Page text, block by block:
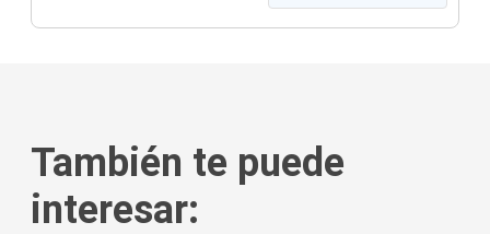
También te puede
interesar: